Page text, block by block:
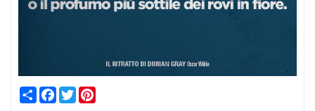
CondividiFacebook
Twitter